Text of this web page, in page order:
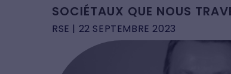
SOCIÉTAUX QUE NOUS
RSE | 22 SEPTEMBRE 2023